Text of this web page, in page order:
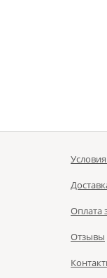
Оплата
Отзывы